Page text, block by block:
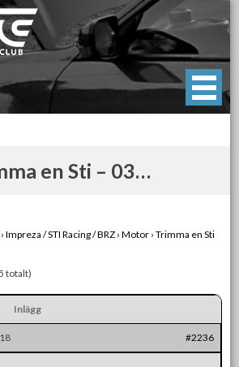
Club
en Sti – 03…
› Impreza / STI Racing / BRZ › Motor › Trimma en Sti
totalt)
Inlägg
#2236